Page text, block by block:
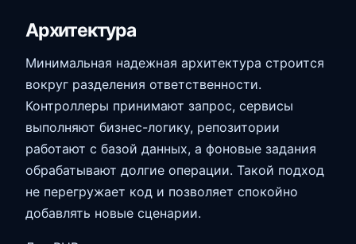
Архитектура
Минимальная надежная архитектура строится
вокруг разделения ответственности.
Контроллеры принимают запрос, сервисы
выполняют бизнес-логику, репозитории
работают с базой данных, а фоновые задания
обрабатывают долгие операции. Такой подход
не перегружает код и позволяет спокойно
добавлять новые сценарии.